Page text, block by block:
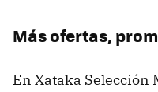
Más ofertas,
En Xataka Selección